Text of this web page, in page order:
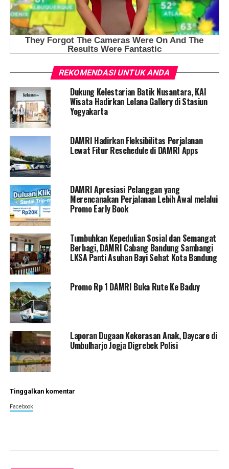
REKOMENDASI UNTUK ANDA
Dukung Kelestarian Batik Nusantara, KAI
Wisata Hadirkan Lelana Gallery di Stasiun
Yogyakarta
DAMRI Hadirkan Fleksibilitas Perjalanan
Lewat Fitur Reschedule di DAMRI Apps
DAMRI Apresiasi Pelanggan yang
Merencanakan Perjalanan Lebih Awal melalui
Promo Early Book
Tumbuhkan Kepedulian Sosial dan Semangat
Berbagi, DAMRI Cabang Bandung Sambangi
LKSA Panti Asuhan Bayi Sehat Kota Bandung
Promo Rp 1 DAMRI Buka Rute Ke Baduy
Laporan Dugaan Kekerasan Anak, Daycare di
Umbulharjo Jogja Digrebek Polisi
Tinggalkan komentar
Facebook